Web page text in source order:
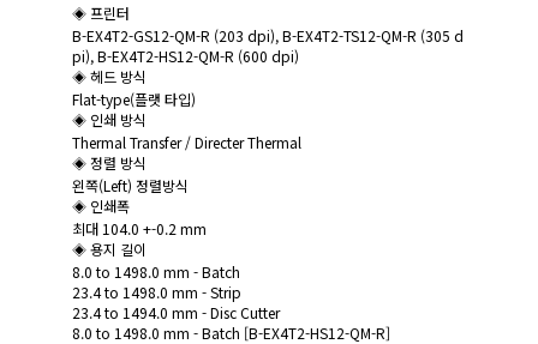
◈ 프린터
B-EX4T2-GS12-QM-R (203 dpi), B-EX4T2-TS12-QM-R (305 d
pi), B-EX4T2-HS12-QM-R (600 dpi)
◈ 헤드 방식
Flat-type(플랫 타입)
◈ 인쇄 방식
Thermal Transfer / Directer Thermal
◈ 정렬 방식
왼쪽(Left) 정렬방식
◈ 인쇄폭
최대 104.0 +-0.2 mm
◈ 용지 길이
8.0 to 1498.0 mm - Batch
23.4 to 1498.0 mm - Strip
23.4 to 1494.0 mm - Disc Cutter
8.0 to 1498.0 mm - Batch [B-EX4T2-HS12-QM-R]